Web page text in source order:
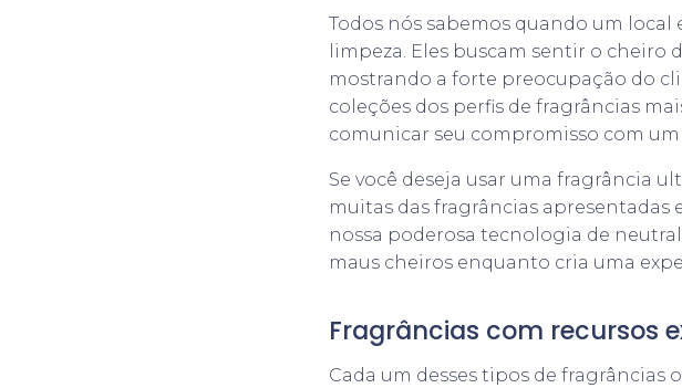
Todos nós sabemos quando um local
limpeza. Eles buscam sentir o cheiro
mostrando a forte preocupação do
coleções dos perfis de fragrâncias
comunicar seu compromisso com
Se você deseja usar uma fragrância
muitas das fragrâncias apresentadas
nossa poderosa tecnologia de
maus cheiros enquanto cria uma
Fragrâncias com recursos
Cada um desses tipos de fragrâncias